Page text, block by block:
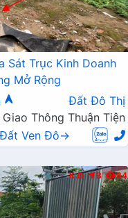
Sát Trục Kinh Doanh
Mở Rộng
Đất Đô Thị
Thông Thuận Tiện
Ven Đô→
K.D B 84